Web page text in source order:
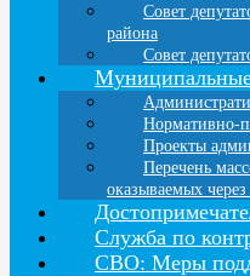
Совет
района
Совет
Нормативно-
Проекты
Перечень
оказываемых
Служба по
СВО: Меры